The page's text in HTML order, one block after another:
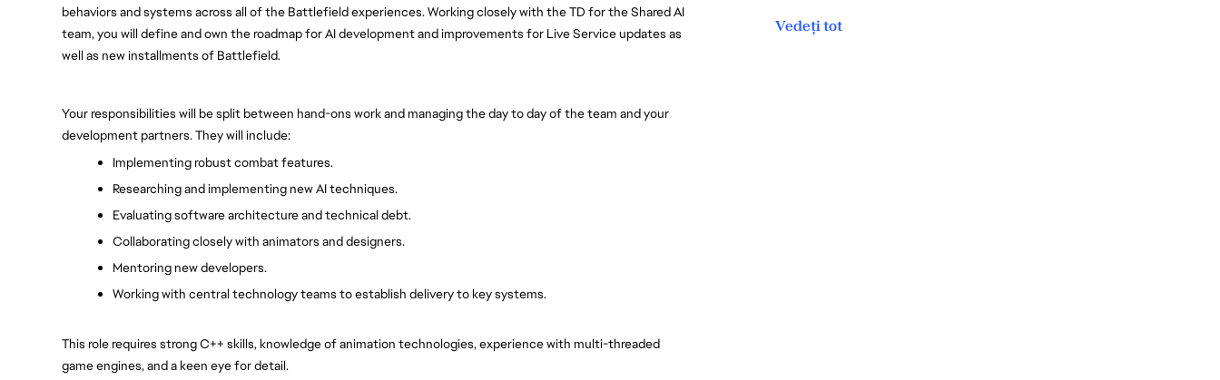
behaviors and systems across all of the Battlefield experiences. Working closely with the TD for the Shared AI
team, you will define and own the roadmap for AI development and improvements for Live Service updates as
well as new installments of Battlefield.
Your responsibilities will be split between hand-ons work and managing the day to day of the team and your
development partners. They will include:
Implementing robust combat features.
Researching and implementing new AI techniques.
Evaluating software architecture and technical debt.
Collaborating closely with animators and designers.
Mentoring new developers.
Working with central technology teams to establish delivery to key systems.
This role requires strong C++ skills, knowledge of animation technologies, experience with multi-threaded
game engines, and a keen eye for detail.
Vedeți tot